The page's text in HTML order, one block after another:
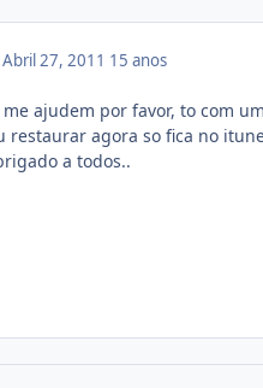
Abril 27, 2011 15 anos
me ajudem por favor, to com
restaurar agora so fica no
a todos..